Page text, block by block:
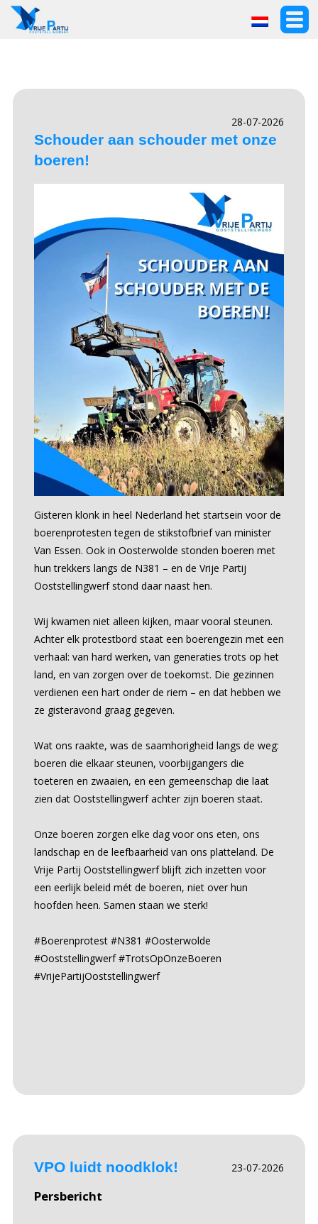
28-07-2026
Schouder aan schouder met onze
boeren!
Gisteren klonk in heel Nederland het startsein voor de
boerenprotesten tegen de stikstofbrief van minister
Van Essen. Ook in Oosterwolde stonden boeren met
hun trekkers langs de N381 – en de Vrije Partij
Ooststellingwerf stond daar naast hen.
Wij kwamen niet alleen kijken, maar vooral steunen.
Achter elk protestbord staat een boerengezin met een
verhaal: van hard werken, van generaties trots op het
land, en van zorgen over de toekomst. Die gezinnen
verdienen een hart onder de riem – en dat hebben we
ze gisteravond graag gegeven.
Wat ons raakte, was de saamhorigheid langs de weg:
boeren die elkaar steunen, voorbijgangers die
toeteren en zwaaien, en een gemeenschap die laat
zien dat Ooststellingwerf achter zijn boeren staat.
Onze boeren zorgen elke dag voor ons eten, ons
landschap en de leefbaarheid van ons platteland. De
Vrije Partij Ooststellingwerf blijft zich inzetten voor
een eerlijk beleid mét de boeren, niet over hun
hoofden heen. Samen staan we sterk!
#Boerenprotest #N381 #Oosterwolde
#Ooststellingwerf #TrotsOpOnzeBoeren
#VrijePartijOoststellingwerf
23-07-2026
VPO luidt noodklok!
Persbericht